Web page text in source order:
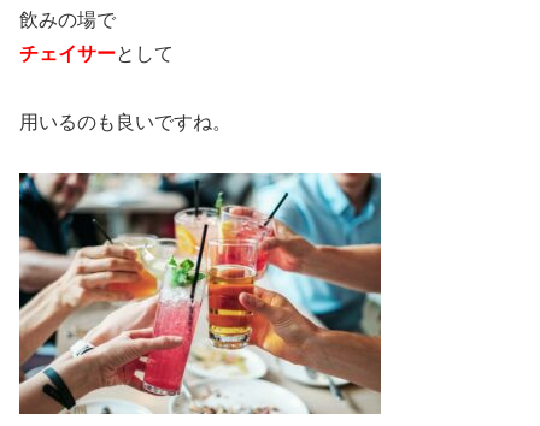
飲みの場で
チェイサーとして
用いるのも良いですね。